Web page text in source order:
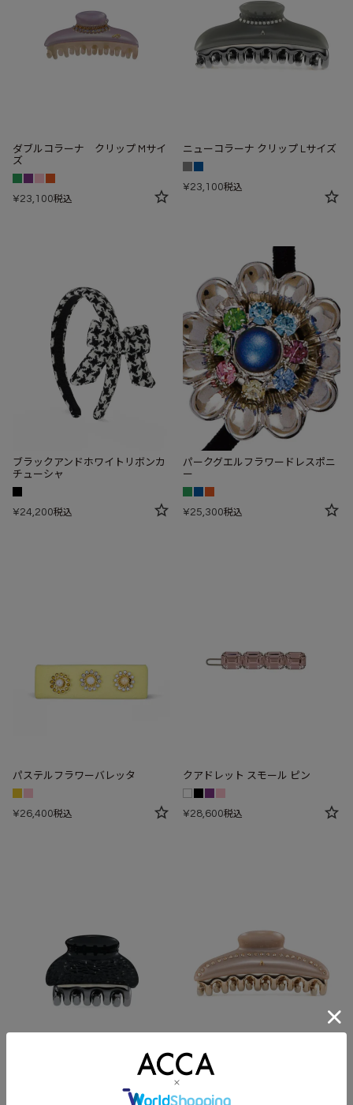
ダブルコラーナ クリップ Mサイ
ズ
¥23,100税込
ニューコラーナ クリップ Lサイズ
¥23,100税込
ブラックアンドホワイトリボンカ
チューシャ
¥24,200税込
パークグエルフラワードレスポニ
ー
¥25,300税込
パステルフラワーバレッタ
¥26,400税込
クアドレット スモール ピン
¥28,600税込
ファントムジュエルクリップ Aサ
ティアラクイーン クリップ Lサイ